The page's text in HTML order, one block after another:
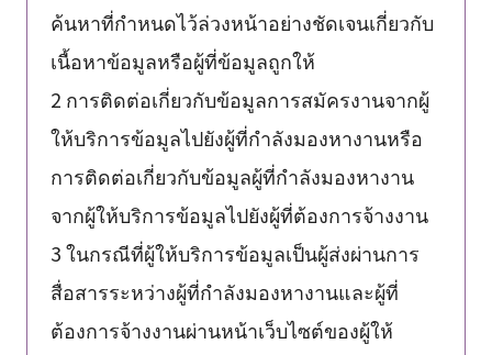
ค้นหาที่กำหนดไว้ล่วงหน้าอย่างชัดเจนเกี่ยวกับ
เนื้อหาข้อมูลหรือผู้ที่ข้อมูลถูกให้
2 การติดต่อเกี่ยวกับข้อมูลการสมัครงานจากผู้
ให้บริการข้อมูลไปยังผู้ที่กำลังมองหางานหรือ
การติดต่อเกี่ยวกับข้อมูลผู้ที่กำลังมองหางาน
จากผู้ให้บริการข้อมูลไปยังผู้ที่ต้องการจ้างงาน
3 ในกรณีที่ผู้ให้บริการข้อมูลเป็นผู้ส่งผ่านการ
สื่อสารระหว่างผู้ที่กำลังมองหางานและผู้ที่
ต้องการจ้างงานผ่านหน้าเว็บไซต์ของผู้ให้